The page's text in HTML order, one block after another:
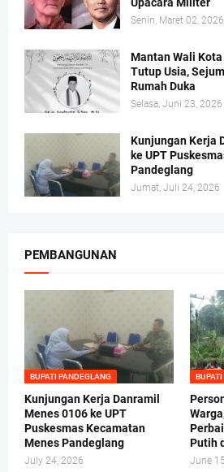
Upacara Militer
Senin, Maret 02, 2026
Mantan Wali
Tutup Usia,
Rumah Duka
Selasa, Juni 23, 2026
Kunjungan Kerja
ke UPT
Pandeglang
Jumat, Juli 24, 2026
PEMBANGUNAN
BUPATI PANDEGLANG
Kunjungan Kerja Danramil
Menes 0106 ke UPT
Puskesmas Kecamatan
Menes Pandeglang
July 24, 2026
Putih
June